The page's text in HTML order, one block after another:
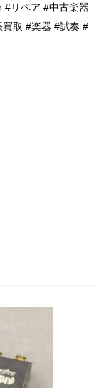
#リペア #中古楽器
取 #楽器 #試奏 #